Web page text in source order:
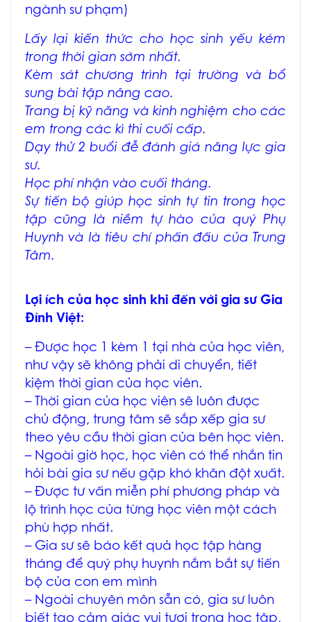
ngành sư phạm)
Lấy lại kiến thức cho học sinh yếu kém
trong thời gian sớm nhất.
Kèm sát chương trình tại trường và bổ
sung bài tập nâng cao.
Trang bị kỹ năng và kinh nghiệm cho các
em trong các kì thi cuối cấp.
Dạy thử 2 buổi đễ đánh giá năng lực gia
sư.
Học phí nhận vào cuối tháng.
Sự tiến bộ giúp học sinh tự tin trong học
tập cũng là niềm tự hào của quý Phụ
Huynh và là tiêu chí phấn đấu của Trung
Tâm.
Lợi ích của học sinh khi đến với gia sư Gia
Đình Việt:
– Được học 1 kèm 1 tại nhà của học viên,
như vậy sẽ không phải di chuyển, tiết
kiệm thời gian của học viên.
– Thời gian của học viên sẽ luôn được
chủ động, trung tâm sẽ sắp xếp gia sư
theo yêu cầu thời gian của bên học viên.
– Ngoài giờ học, học viên có thể nhắn tin
hỏi bài gia sư nếu gặp khó khăn đột xuất.
– Được tư vấn miễn phí phương pháp và
lộ trình học của từng học viên một cách
phù hợp nhất.
– Gia sư sẽ báo kết quả học tập hàng
tháng để quý phụ huynh nắm bắt sự tiến
bộ của con em mình
– Ngoài chuyên môn sẵn có, gia sư luôn
biết tạo cảm giác vui tươi trong học tập,